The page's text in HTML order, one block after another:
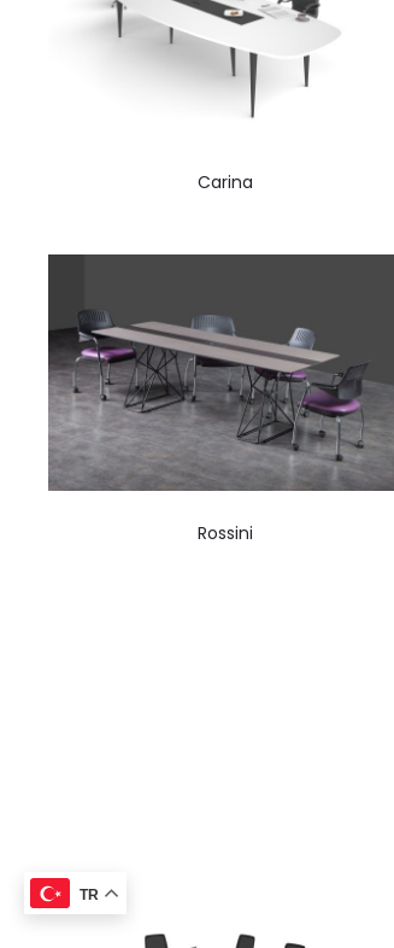
Carina
Rossini
TR